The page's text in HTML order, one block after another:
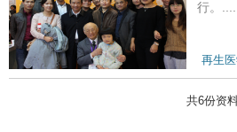
行。......
再生
共6份资